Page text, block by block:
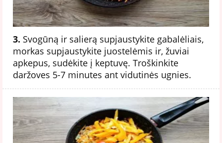
3. Svogūną ir salierą supjaustykite gabalėliais,
morkas supjaustykite juostelėmis ir, žuviai
apkepus, sudėkite į keptuvę. Troškinkite
daržoves 5-7 minutes ant vidutinės ugnies.